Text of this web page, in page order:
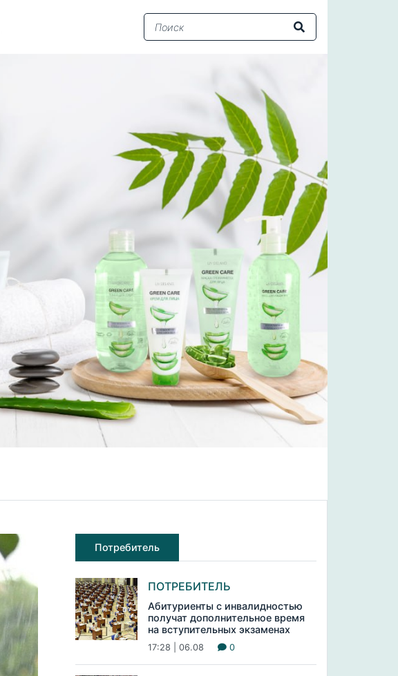
Потребитель
ПОТРЕБИТЕЛЬ
Абитуриенты с инвалидностью
получат дополнительное время
на вступительных экзаменах
17:28 | 06.08 0